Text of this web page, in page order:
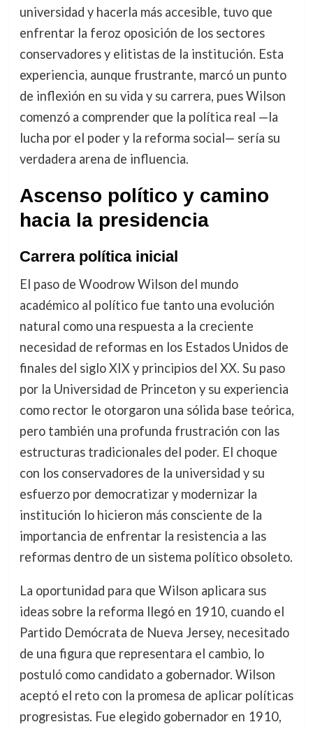
universidad y hacerla más accesible, tuvo que
enfrentar la feroz oposición de los sectores
conservadores y elitistas de la institución. Esta
experiencia, aunque frustrante, marcó un punto
de inflexión en su vida y su carrera, pues Wilson
comenzó a comprender que la política real —la
lucha por el poder y la reforma social— sería su
verdadera arena de influencia.
Ascenso político y camino
hacia la presidencia
Carrera política inicial
El paso de Woodrow Wilson del mundo
académico al político fue tanto una evolución
natural como una respuesta a la creciente
necesidad de reformas en los Estados Unidos de
finales del siglo XIX y principios del XX. Su paso
por la Universidad de Princeton y su experiencia
como rector le otorgaron una sólida base teórica,
pero también una profunda frustración con las
estructuras tradicionales del poder. El choque
con los conservadores de la universidad y su
esfuerzo por democratizar y modernizar la
institución lo hicieron más consciente de la
importancia de enfrentar la resistencia a las
reformas dentro de un sistema político obsoleto.
La oportunidad para que Wilson aplicara sus
ideas sobre la reforma llegó en 1910, cuando el
Partido Demócrata de Nueva Jersey, necesitado
de una figura que representara el cambio, lo
postuló como candidato a gobernador. Wilson
aceptó el reto con la promesa de aplicar políticas
progresistas. Fue elegido gobernador en 1910,